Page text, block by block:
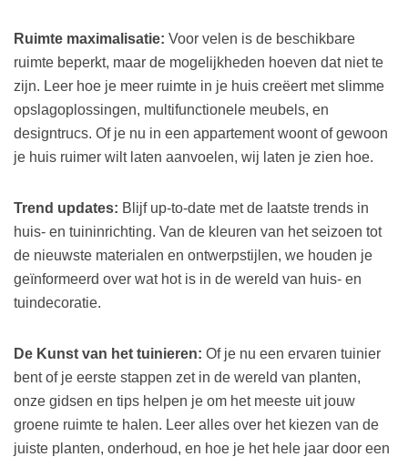
Ruimte maximalisatie: Voor velen is de beschikbare
ruimte beperkt, maar de mogelijkheden hoeven dat niet te
zijn. Leer hoe je meer ruimte in je huis creëert met slimme
opslagoplossingen, multifunctionele meubels, en
designtrucs. Of je nu in een appartement woont of gewoon
je huis ruimer wilt laten aanvoelen, wij laten je zien hoe.
Trend updates: Blijf up-to-date met de laatste trends in
huis- en tuininrichting. Van de kleuren van het seizoen tot
de nieuwste materialen en ontwerpstijlen, we houden je
geïnformeerd over wat hot is in de wereld van huis- en
tuindecoratie.
De Kunst van het tuinieren: Of je nu een ervaren tuinier
bent of je eerste stappen zet in de wereld van planten,
onze gidsen en tips helpen je om het meeste uit jouw
groene ruimte te halen. Leer alles over het kiezen van de
juiste planten, onderhoud, en hoe je het hele jaar door een